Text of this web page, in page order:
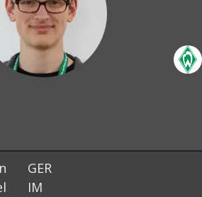
GER
IM